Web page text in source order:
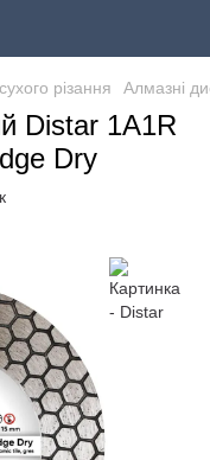
різання Алмазні
Distar 1A1R
Dry